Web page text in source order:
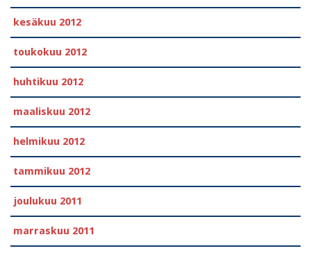
kesäkuu 2012
toukokuu 2012
huhtikuu 2012
maaliskuu 2012
helmikuu 2012
tammikuu 2012
joulukuu 2011
marraskuu 2011